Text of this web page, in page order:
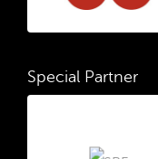
Special Partner